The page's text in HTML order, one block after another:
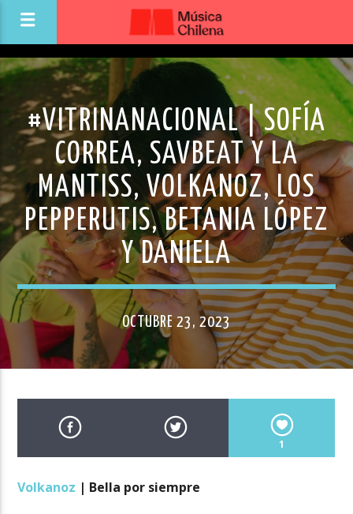
#VITRINANACIONAL | SOFÍA
CORREA, SAVBEAT Y LA
MANTISS, VOLKANOZ, LOS
PEPPERUTIS, BETANIA LÓPEZ
Y DANIELA
OCTUBRE 23, 2023
1
Volkanoz | Bella por siempre